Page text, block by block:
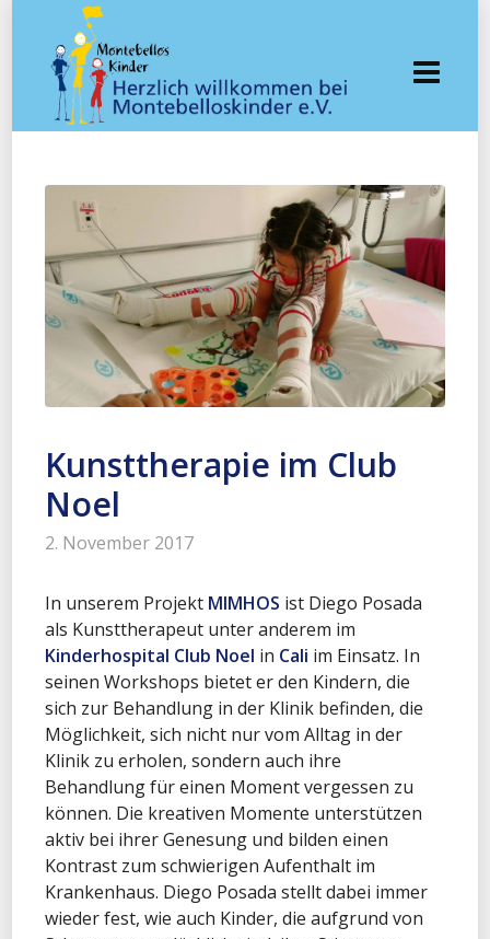
Kunsttherapie im Club
Noel
2. November 2017
In unserem Projekt MIMHOS ist Diego Posada
als Kunsttherapeut unter anderem im
Kinderhospital Club Noel in Cali im Einsatz. In
seinen Workshops bietet er den Kindern, die
sich zur Behandlung in der Klinik befinden, die
Möglichkeit, sich nicht nur vom Alltag in der
Klinik zu erholen, sondern auch ihre
Behandlung für einen Moment vergessen zu
können. Die kreativen Momente unterstützen
aktiv bei ihrer Genesung und bilden einen
Kontrast zum schwierigen Aufenthalt im
Krankenhaus. Diego Posada stellt dabei immer
wieder fest, wie auch Kinder, die aufgrund von